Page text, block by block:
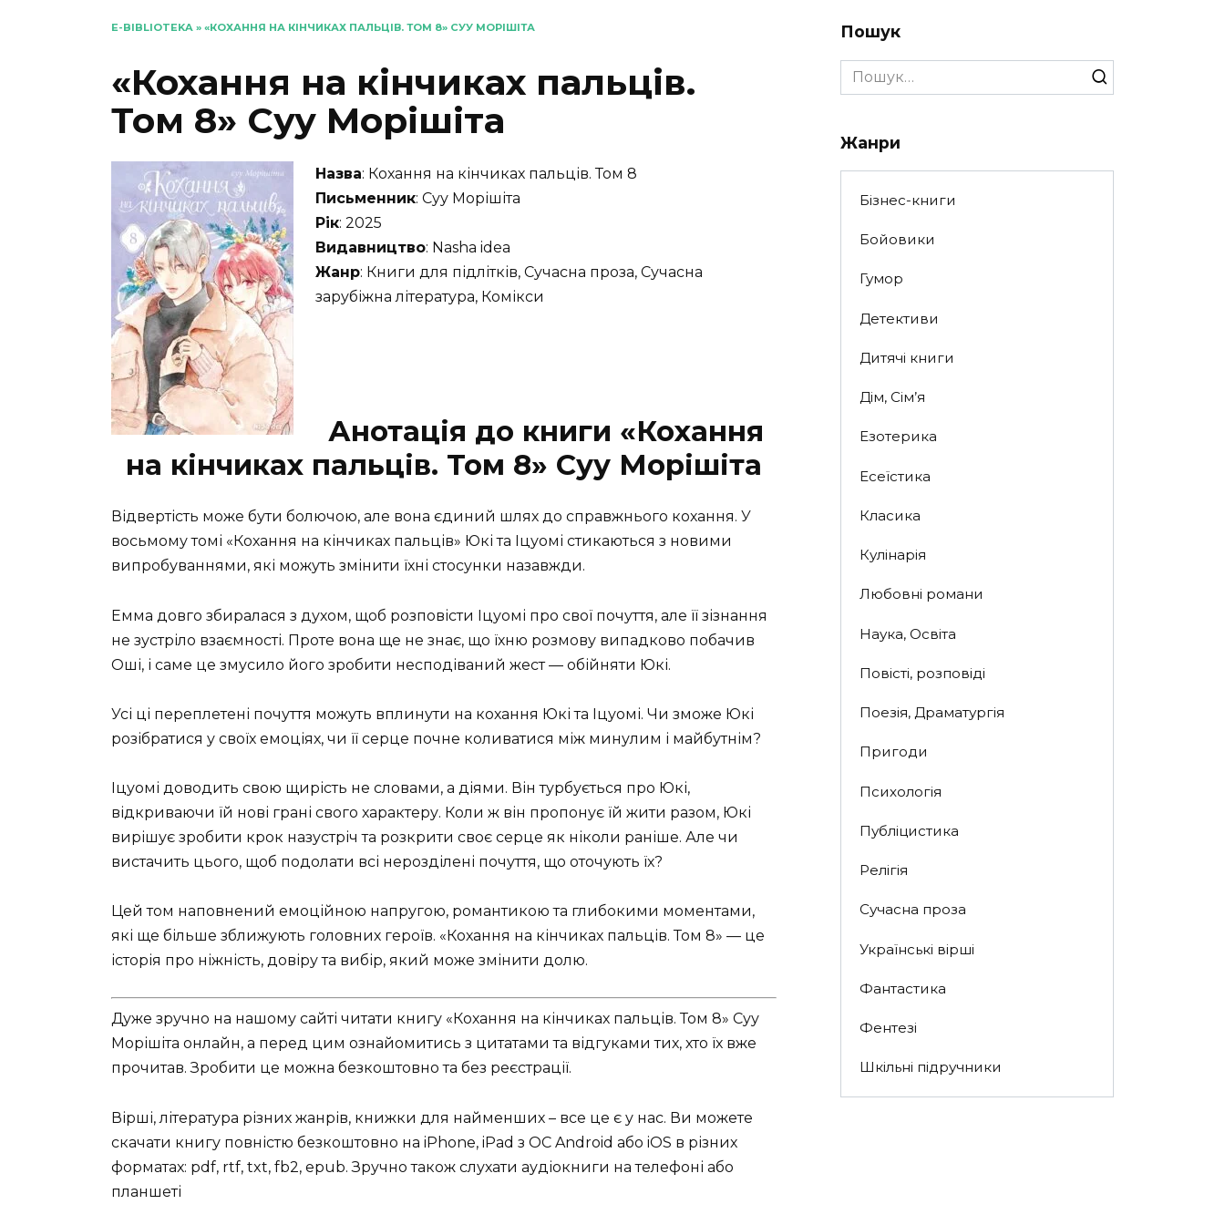
E-BIBLIOTEKA » «КОХАННЯ НА КІНЧИКАХ ПАЛЬЦІВ. ТОМ 8» СУУ МОРІШІТА
«Кохання на кінчиках пальців.
Том 8» Суу Морішіта
Назва: Кохання на кінчиках пальців. Том 8
Письменник: Суу Морішіта
Рік: 2025
Видавництво: Nasha idea
Жанр: Книги для підлітків, Сучасна проза, Сучасна
зарубіжна література, Комікси
Анотація до книги «Кохання
на кінчиках пальців. Том 8» Суу Морішіта
Відвертість може бути болючою, але вона єдиний шлях до справжнього кохання. У
восьмому томі «Кохання на кінчиках пальців» Юкі та Іцуомі стикаються з новими
випробуваннями, які можуть змінити їхні стосунки назавжди.
Емма довго збиралася з духом, щоб розповісти Іцуомі про свої почуття, але її зізнання
не зустріло взаємності. Проте вона ще не знає, що їхню розмову випадково побачив
Оші, і саме це змусило його зробити несподіваний жест — обійняти Юкі.
Усі ці переплетені почуття можуть вплинути на кохання Юкі та Іцуомі. Чи зможе Юкі
розібратися у своїх емоціях, чи її серце почне коливатися між минулим і майбутнім?
Іцуомі доводить свою щирість не словами, а діями. Він турбується про Юкі,
відкриваючи їй нові грані свого характеру. Коли ж він пропонує їй жити разом, Юкі
вирішує зробити крок назустріч та розкрити своє серце як ніколи раніше. Але чи
вистачить цього, щоб подолати всі нерозділені почуття, що оточують їх?
Цей том наповнений емоційною напругою, романтикою та глибокими моментами,
які ще більше зближують головних героїв. «Кохання на кінчиках пальців. Том 8» — це
історія про ніжність, довіру та вибір, який може змінити долю.
Дуже зручно на нашому сайті читати книгу «Кохання на кінчиках пальців. Том 8» Суу
Морішіта онлайн, а перед цим ознайомитись з цитатами та відгуками тих, хто їх вже
прочитав. Зробити це можна безкоштовно та без реєстрації.
Вірші, література різних жанрів, книжки для найменших – все це є у нас. Ви можете
скачати книгу повністю безкоштовно на iPhone, iPad з ОС Android або iOS в різних
форматах: pdf, rtf, txt, fb2, epub. Зручно також слухати аудіокниги на телефоні або
планшеті
Пошук
Search
for:
Жанри
Бізнес-книги
Бойовики
Гумор
Детективи
Дитячі книги
Дім, Сім’я
Езотерика
Есеїстика
Класика
Кулінарія
Любовні романи
Наука, Освіта
Повісті, розповіді
Поезія, Драматургія
Пригоди
Психологія
Публіцистика
Релігія
Сучасна проза
Українські вірші
Фантастика
Фентезі
Шкільні підручники